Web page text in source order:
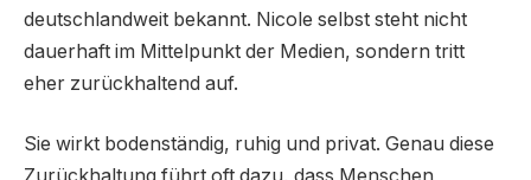
deutschlandweit bekannt. Nicole selbst steht nicht
dauerhaft im Mittelpunkt der Medien, sondern tritt
eher zurückhaltend auf.
Sie wirkt bodenständig, ruhig und privat. Genau diese